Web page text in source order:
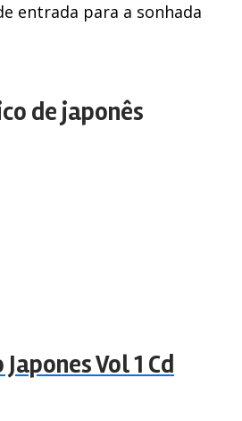
entrada para a sonhada
de japonês
Vol 1 Cd